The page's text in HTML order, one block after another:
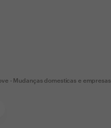
- Mudanças domesticas e empresas